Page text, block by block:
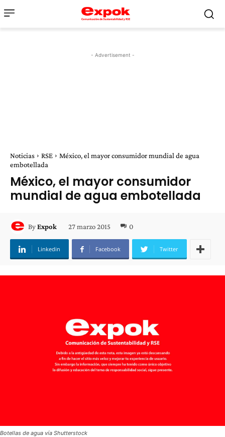
- Advertisement -
Noticias RSE
México, el mayor consumidor mundial de agua
embotellada
México, el mayor consumidor
mundial de agua embotellada
ByExpok 27 marzo 2015 0
Linkedin Facebook Twitter
Botellas de agua vía Shutterstock